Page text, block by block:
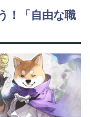
！「自由な職